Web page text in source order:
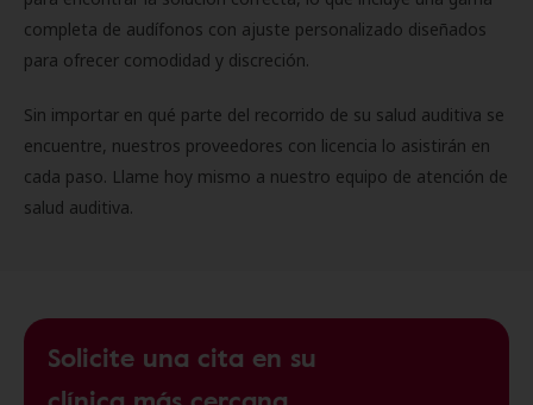
completa de audífonos con ajuste personalizado diseñados
para ofrecer comodidad y discreción.
Sin importar en qué parte del recorrido de su salud auditiva se
encuentre, nuestros proveedores con licencia lo asistirán en
cada paso. Llame hoy mismo a nuestro equipo de atención de
salud auditiva.
Solicite una cita en su